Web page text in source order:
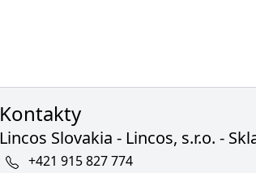
Kontakty
Lincos Slovakia - Lincos, s.r.o. -
+421 915 827 774